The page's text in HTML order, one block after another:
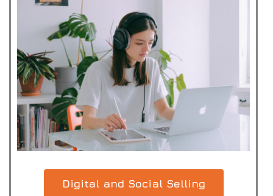
Digital and Social Selling